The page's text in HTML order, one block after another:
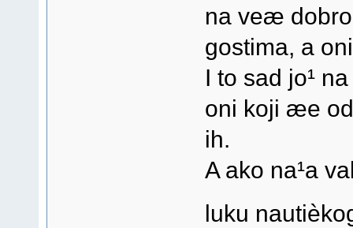
na veæ
gostima, a
I to sad jo¹
oni koji æe
ih.
A ako na¹a
luku